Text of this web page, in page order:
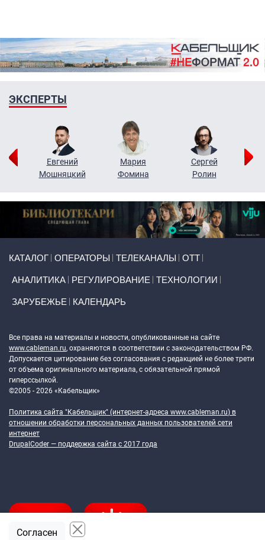
ЭКСПЕРТЫ
Евгений
Мошняцкий
Мария
Фомина
Сергей
Ролин
КАТАЛОГ ОПЕРАТОРЫ ТЕЛЕКАНАЛЫ ОТТ
АНАЛИТИКА РЕГУЛИРОВАНИЕ ТЕХНОЛОГИИ
ЗАРУБЕЖЬЕ КАЛЕНДАРЬ
Все права на материалы и новости, опубликованные на сайте
www.cableman.ru, охраняются в соответствии с законодательством РФ.
Допускается цитирование без согласования с редакцией не более трети
от объема оригинального материала, с обязательной прямой
гиперссылкой.
©2005 - 2026 «Кабельщик»
Политика сайта "Кабельщик" (интернет-адреса www.cableman.ru) в
отношении обработки персональных данных пользователей сети
интернет
DrupalCoder — поддержка сайта c 2017 года
Согласен